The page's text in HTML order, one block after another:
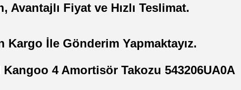
Fiyat ve Hızlı Teslimat.
Kargo İle Gönderim Yapmaktayız.
4 Amortisör Takozu 543206UA0A